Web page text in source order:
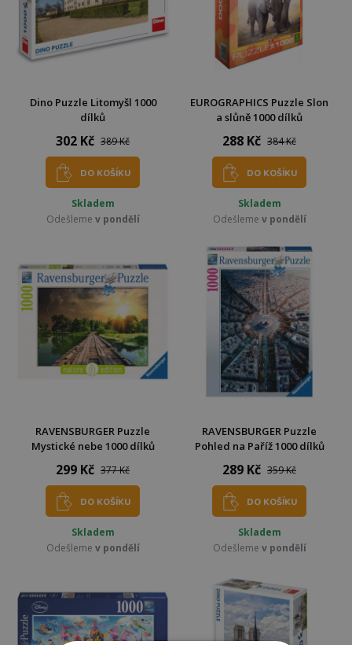
Dino Puzzle Litomyšl 1000
dílků
302 Kč 389 Kč
DO KOŠÍKU
Skladem
Odešleme v pondělí
EUROGRAPHICS Puzzle Slon
a slůně 1000 dílků
288 Kč 384 Kč
DO KOŠÍKU
Skladem
Odešleme v pondělí
RAVENSBURGER Puzzle
Mystické nebe 1000 dílků
299 Kč 377 Kč
DO KOŠÍKU
Skladem
Odešleme v pondělí
RAVENSBURGER Puzzle
Pohled na Paříž 1000 dílků
289 Kč 359 Kč
DO KOŠÍKU
Skladem
Odešleme v pondělí